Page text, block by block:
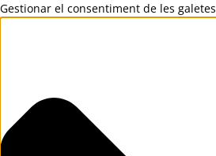
Gestionar el consentiment de les galetes